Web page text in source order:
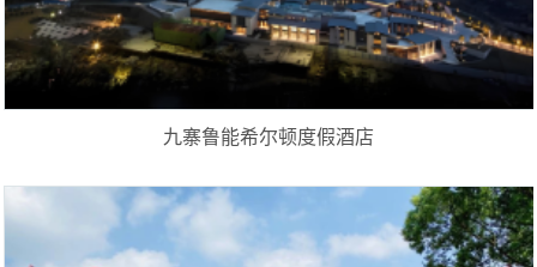
九寨鲁能希尔顿度假酒店